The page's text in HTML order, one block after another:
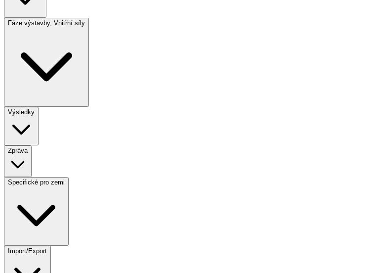
Fáze výstavby, Vnitřní síly
Výsledky
Zpráva
Specifické pro zemi
Import/Export